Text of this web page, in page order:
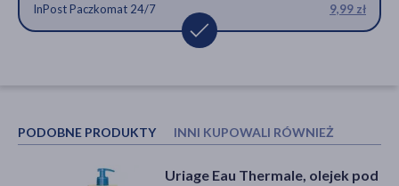
InPost Paczkomat 24/7
9,99 zł
PODOBNE PRODUKTY INNI KUPOWALI RÓWNIEŻ
Uriage Eau Thermale, olejek pod
Oillan, nawilżająca pianka do